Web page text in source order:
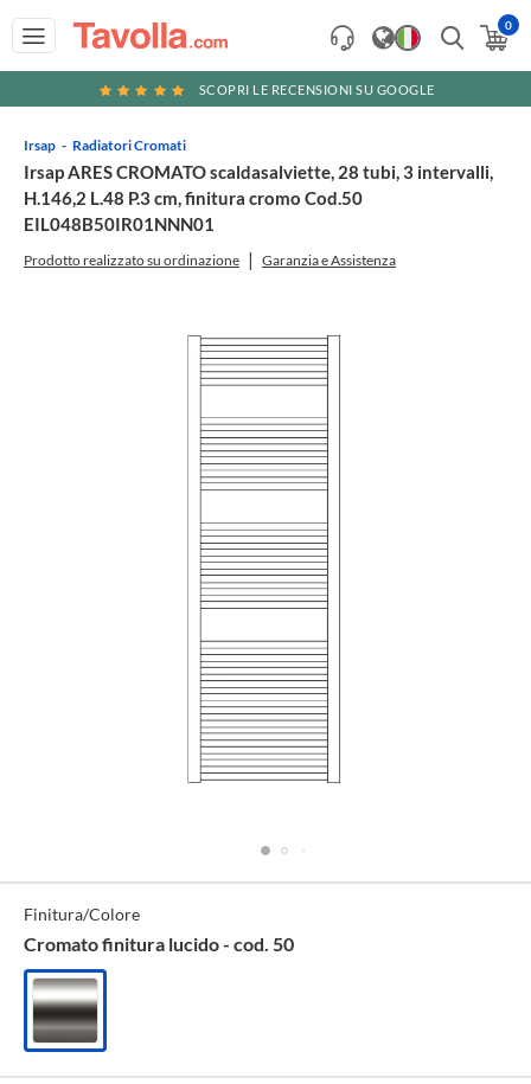
0
SCOPRI LE RECENSIONI SU GOOGLE
Irsap Radiatori Cromati
Irsap ARES CROMATO scaldasalviette, 28 tubi, 3 intervalli,
H.146,2 L.48 P.3 cm, finitura cromo Cod.50
EIL048B50IR01NNN01
Prodotto realizzato su ordinazione Garanzia e Assistenza
Specifiche
Tecniche
Finitura/Colore
Cromato finitura lucido - cod. 50
Cromato
finitura